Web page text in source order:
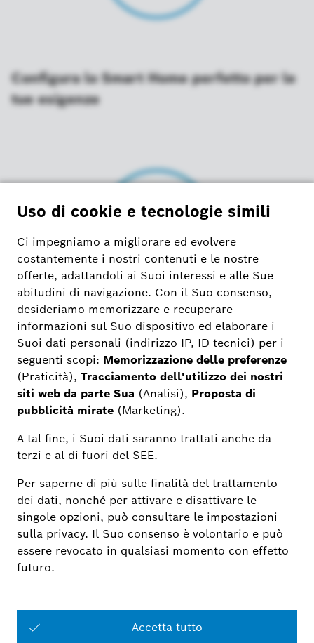
Configura lo Smart Home perfetto per le
tue esigenze
Selezione dei prodotti Smart Home ideali
per te
Avvia adesso il configuratore
Bosch Smart Home
Cosa vuoi dotare della tua